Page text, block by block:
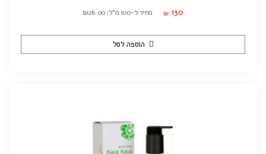
₪ 130 מחיר ל-100 מ"ל: ₪26.00
הוספה לסל